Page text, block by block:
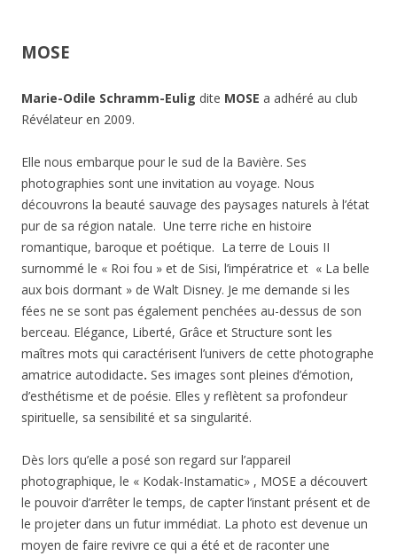
MOSE
Marie-Odile Schramm-Eulig dite MOSE a adhéré au club
Révélateur en 2009.
Elle nous embarque pour le sud de la Bavière. Ses
photographies sont une invitation au voyage. Nous
découvrons la beauté sauvage des paysages naturels à l’état
pur de sa région natale. Une terre riche en histoire
romantique, baroque et poétique. La terre de Louis II
surnommé le « Roi fou » et de Sisi, l’impératrice et « La belle
aux bois dormant » de Walt Disney. Je me demande si les
fées ne se sont pas également penchées au-dessus de son
berceau. Elégance, Liberté, Grâce et Structure sont les
maîtres mots qui caractérisent l’univers de cette photographe
amatrice autodidacte. Ses images sont pleines d’émotion,
d’esthétisme et de poésie. Elles y reflètent sa profondeur
spirituelle, sa sensibilité et sa singularité.
Dès lors qu’elle a posé son regard sur l’appareil
photographique, le « Kodak-Instamatic» , MOSE a découvert
le pouvoir d’arrêter le temps, de capter l’instant présent et de
le projeter dans un futur immédiat. La photo est devenue un
moyen de faire revivre ce qui a été et de raconter une